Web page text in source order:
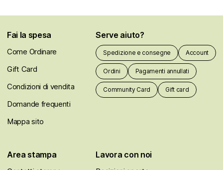
Fai la spesa
Come Ordinare
Gift Card
Condizioni di vendita
Domande frequenti
Mappa sito
Serve aiuto?
Spedizione e consegne Account
Ordini Pagamenti annullati
Community Card Gift card
Area stampa Lavora con noi